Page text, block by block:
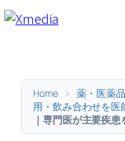
内
Home >
薬・医薬
用・飲み合わせを医
｜専門医が主要疾患